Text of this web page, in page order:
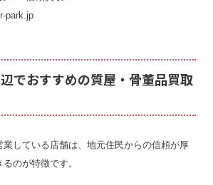
park.jp
でおすすめの質屋・骨董品買取
している店舗は、地元住民からの信頼が厚
のが特徴です。